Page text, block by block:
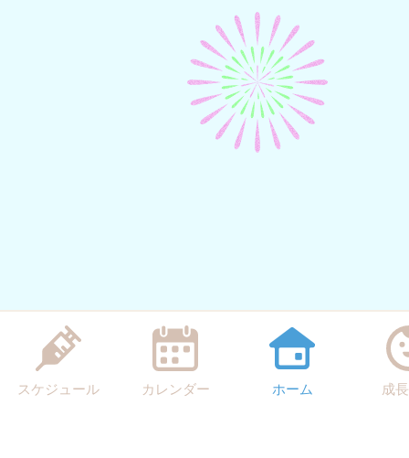
スケジュール カレンダー ホーム 成